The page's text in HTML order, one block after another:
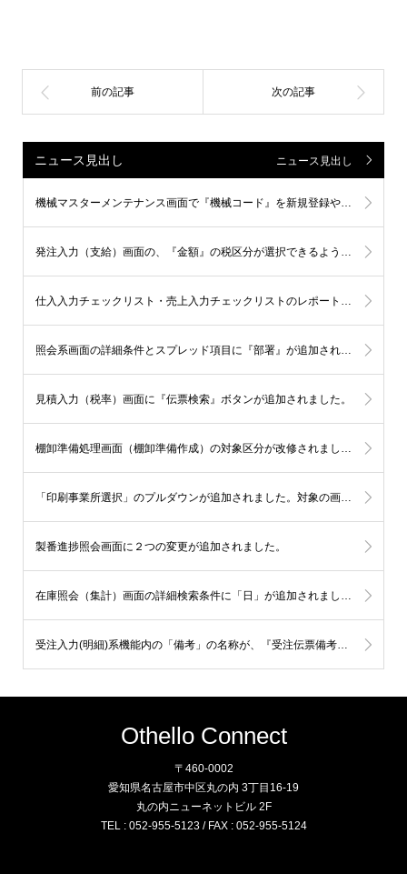
ニュース見出し ニュース見出し
機械マスターメンテナンス画面で『機械コード』を新規登録や更新すると、ワークセンターマスター登録画面の『機械』に同時反映されるようになりました。
発注入力（支給）画面の、『金額』の税区分が選択できるようになりました。
仕入入力チェックリスト・売上入力チェックリストのレポート情報に 『消費税額』『消費税区分』『税率(%) 』が追加されました。
照会系画面の詳細条件とスプレッド項目に『部署』が追加されました。
見積入力（税率）画面に『伝票検索』ボタンが追加されました。
棚卸準備処理画面（棚卸準備作成）の対象区分が改修されました。
「印刷事業所選択」のプルダウンが追加されました。対象の画面は下記の5画面になります。
製番進捗照会画面に２つの変更が追加されました。
在庫照会（集計）画面の詳細検索条件に「日」が追加されました。
受注入力(明細)系機能内の「備考」の名称が、『受注伝票備考・上／ 受注伝票備考・下』に統一されました。
Othello Connect
〒460-0002
愛知県名古屋市中区丸の内 3丁目16-19
丸の内ニューネットビル 2F
TEL : 052-955-5123 / FAX : 052-955-5124